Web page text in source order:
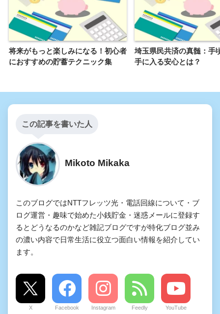
将来がもっと楽しみになる！初心者
におすすめの貯蓄テクニック集
埼玉県民共済の真髄：手
手に入る安心とは？
この記事を書いた人
Mikoto Mikaka
このブログではNTTフレッツ光・電話回線について・ブ
ログ運営・趣味で始めた小銭貯金・迷惑メールに登録す
るとどうなるのかなど雑記ブログですが特化ブログ並み
の濃い内容で日常生活に役立つ面白い情報を紹介してい
ます。
X Facebook Instagram Feedly YouTube